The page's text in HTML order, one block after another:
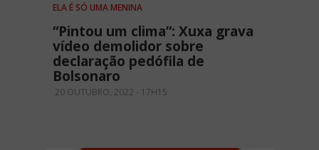
ELA É SÓ UMA MENINA
“Pintou um clima”: Xuxa grava
vídeo demolidor sobre
declaração pedófila de
Bolsonaro
20 OUTUBRO, 2022 - 17H15